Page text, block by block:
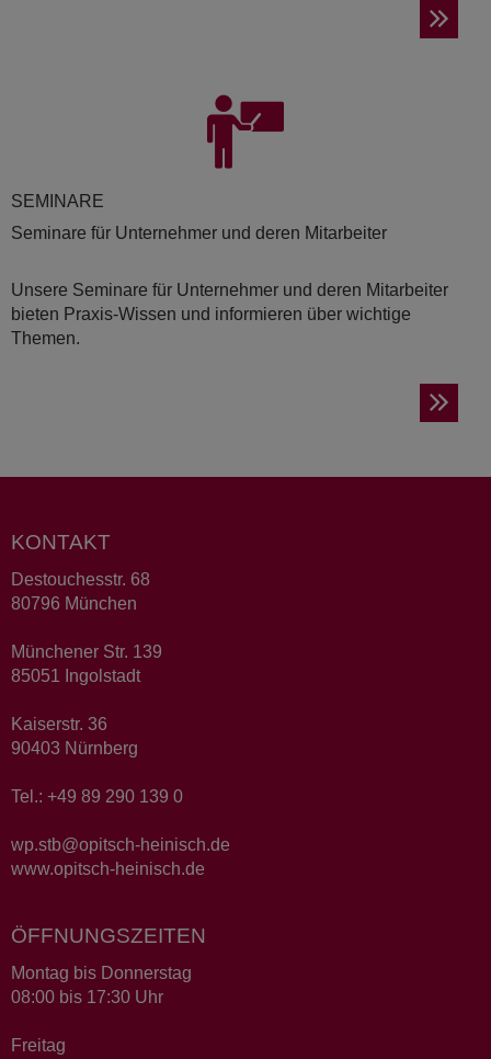
SE­MI­NA­RE
Seminare für Unternehmer und deren Mitarbeiter
Unsere Seminare für Unternehmer und deren Mitarbeiter
bieten Praxis-Wissen und informieren über wichtige
Themen.
KONTAKT
Destouchesstr. 68
80796 München
Münchener Str. 139
85051 Ingolstadt
Kaiserstr. 36
90403 Nürnberg
Tel.: +49 89 290 139 0
wp.stb@opitsch-heinisch.de
www.opitsch-heinisch.de
ÖFFNUNGSZEITEN
Montag bis Donnerstag
08:00 bis 17:30 Uhr
Freitag